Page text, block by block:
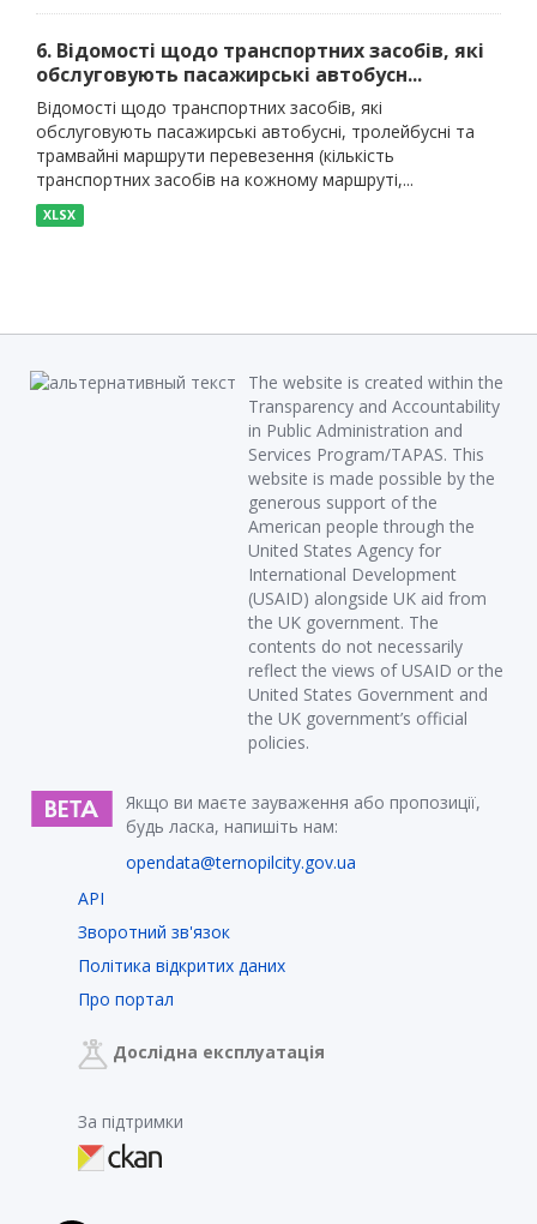
6. Відомості щодо транспортних засобів, які
обслуговують пасажирські автобусн...
Відомості щодо транспортних засобів, які
обслуговують пасажирські автобусні, тролейбусні та
трамвайні маршрути перевезення (кількість
транспортних засобів на кожному маршруті,...
XLSX
The website is created within the
Transparency and Accountability
in Public Administration and
Services Program/TAPAS. This
website is made possible by the
generous support of the
American people through the
United States Agency for
International Development
(USAID) alongside UK aid from
the UK government. The
contents do not necessarily
reflect the views of USAID or the
United States Government and
the UK government’s official
policies.
Якщо ви маєте зауваження або пропозиції,
будь ласка, напишіть нам:
opendata@ternopilcity.gov.ua
API
Зворотний зв'язок
Політика відкритих даних
Про портал
Дослідна експлуатація
За підтримки